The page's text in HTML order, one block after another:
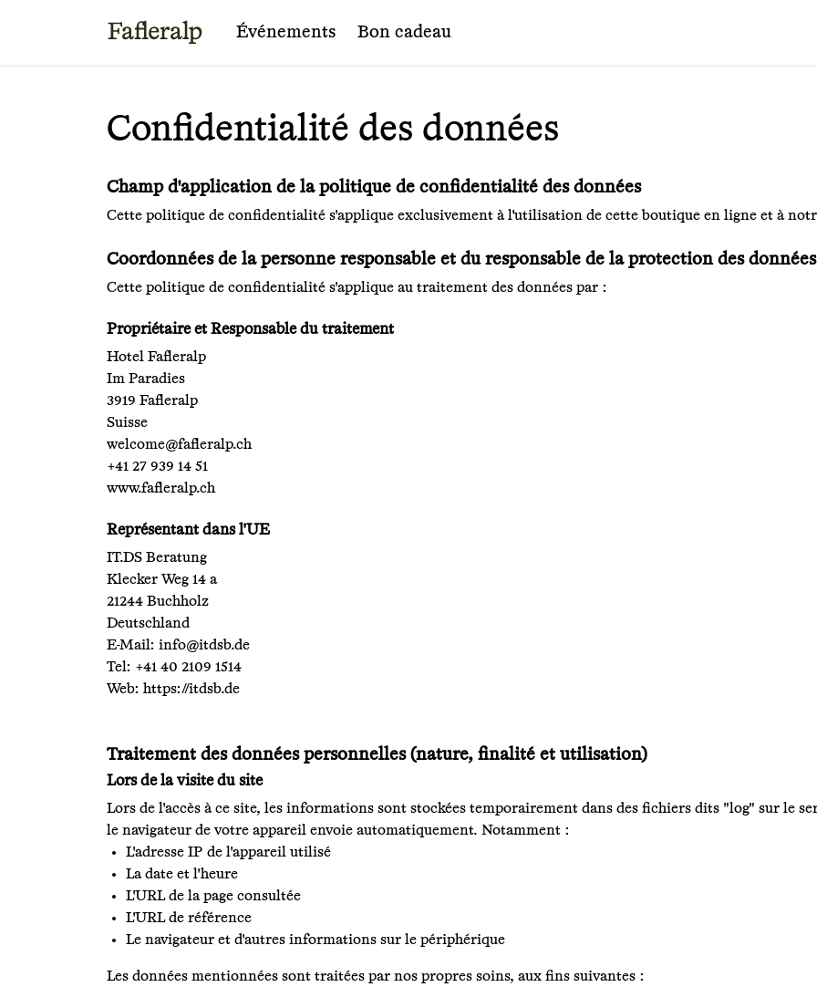
Événements Bon cadeau
Confidentialité des données
Champ d'application de la politique de confidentialité des données
Cette politique de confidentialité s'applique exclusivement à l'utilisation de cette boutique en ligne et à
Coordonnées de la personne responsable et du responsable de la protection des
Cette politique de confidentialité s'applique au traitement des données par :
Propriétaire et Responsable du traitement
Hotel Fafleralp
Im Paradies
3919 Fafleralp
Suisse
welcome@fafleralp.ch
+41 27 939 14 51
www.fafleralp.ch
Représentant dans l'UE
IT.DS Beratung
Klecker Weg 14 a
21244 Buchholz
Deutschland
E-Mail: info@itdsb.de
Tel: +41 40 2109 1514
Web: https://itdsb.de
Traitement des données personnelles (nature, finalité et utilisation)
Lors de la visite du site
Lors de l'accès à ce site, les informations sont stockées temporairement dans des fichiers dits "log" sur le
le navigateur de votre appareil envoie automatiquement. Notamment :
L'adresse IP de l'appareil utilisé
La date et l'heure
L'URL de la page consultée
L'URL de référence
Le navigateur et d'autres informations sur le périphérique
Les données mentionnées sont traitées par nos propres soins, aux fins suivantes :